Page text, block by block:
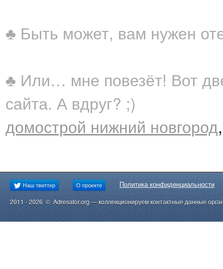
♣ Быть может, вам нужен
♣ Или… мне повезёт! Вот
сайта. А вдруг? ;)
домострой нижний новгород
Наш твиттер О проекте Политика конфиденциальности
2011 - 2026 © Adresator.org — коллекционируем контактные данные